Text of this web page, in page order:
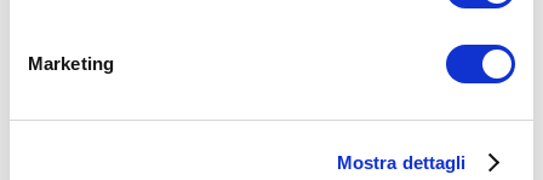
Marketing
Mostra dettagli